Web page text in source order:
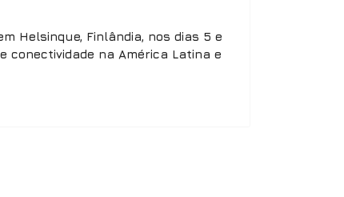
Helsinque, Finlândia, nos dias 5 e
conectividade na América Latina e